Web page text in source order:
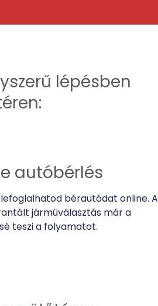
lépésben
autóbérlés
bérautódat online. A
járműválasztás már a
teszi a folyamatot.